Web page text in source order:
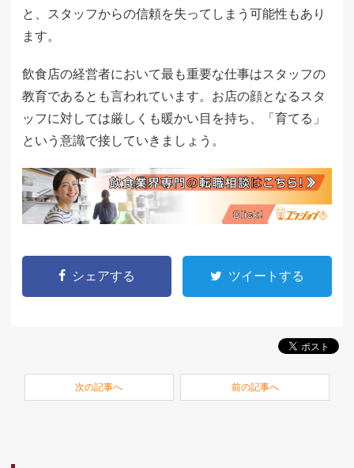
と、スタッフからの信頼を失ってしまう可能性もあり
ます。
飲食店の経営者において最も重要な仕事はスタッフの
教育であるとも言われています。お店の顔となるスタ
ッフに対しては厳しくも暖かい目を持ち、「育てる」
という意識で接していきましょう。
シェアする ツイートする
次の記事へ 前の記事へ